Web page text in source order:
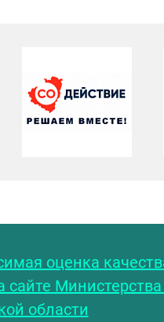
оценка
Министерства
области